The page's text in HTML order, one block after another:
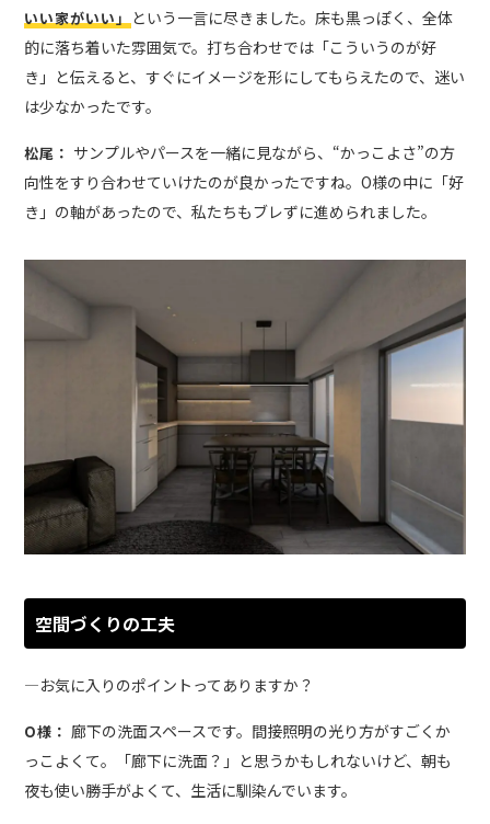
いい家がいい」 という一言に尽きました。床も黒っぽく、全体
的に落ち着いた雰囲気で。打ち合わせでは「こういうのが好
き」と伝えると、すぐにイメージを形にしてもらえたので、迷い
は少なかったです。
松尾： サンプルやパースを一緒に見ながら、“かっこよさ”の方
向性をすり合わせていけたのが良かったですね。O様の中に「好
き」の軸があったので、私たちもブレずに進められました。
空間づくりの工夫
―お気に入りのポイントってありますか？
O様： 廊下の洗面スペースです。間接照明の光り方がすごくか
っこよくて。「廊下に洗面？」と思うかもしれないけど、朝も
夜も使い勝手がよくて、生活に馴染んでいます。